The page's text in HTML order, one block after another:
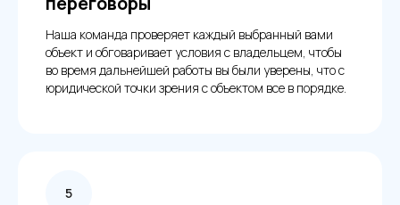
Наша команда проверяет каждый выбранный вами
объект и обговаривает условия с владельцем, чтобы
во время дальнейшей работы вы были уверены, что с
юридической точки зрения с объектом все в порядке.